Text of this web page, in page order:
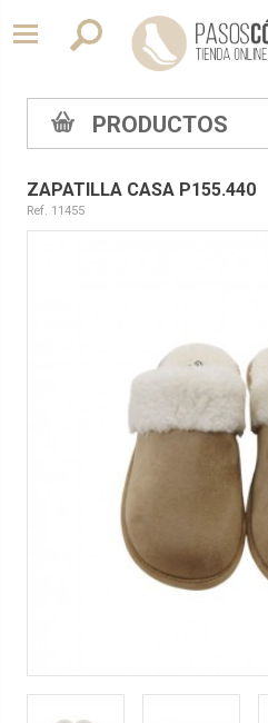
PRODUCTOS
ZAPATILLA CASA P155.440
Ref. 11455